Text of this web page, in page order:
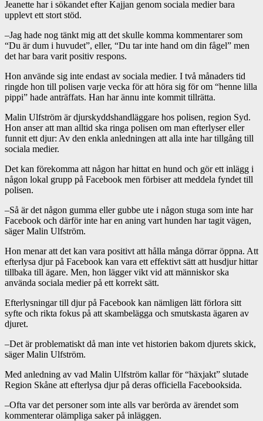
Jeanette har i sökandet efter Kajjan genom sociala medier bara
upplevt ett stort stöd.
–Jag hade nog tänkt mig att det skulle komma kommentarer som
“Du är dum i huvudet”, eller, “Du tar inte hand om din fågel” men
det har bara varit positiv respons.
Hon använde sig inte endast av sociala medier. I två månaders tid
ringde hon till polisen varje vecka för att höra sig för om “henne lilla
pippi” hade anträffats. Han har ännu inte kommit tillrätta.
Malin Ulfström är djurskyddshandläggare hos polisen, region Syd.
Hon anser att man alltid ska ringa polisen om man efterlyser eller
funnit ett djur: Av den enkla anledningen att alla inte har tillgång till
sociala medier.
Det kan förekomma att någon har hittat en hund och gör ett inlägg i
någon lokal grupp på Facebook men förbiser att meddela fyndet till
polisen.
–Så är det någon gumma eller gubbe ute i någon stuga som inte har
Facebook och därför inte har en aning vart hunden har tagit vägen,
säger Malin Ulfström.
Hon menar att det kan vara positivt att hålla många dörrar öppna. Att
efterlysa djur på Facebook kan vara ett effektivt sätt att husdjur hittar
tillbaka till ägare. Men, hon lägger vikt vid att människor ska
använda sociala medier på ett korrekt sätt.
Efterlysningar till djur på Facebook kan nämligen lätt förlora sitt
syfte och rikta fokus på att skambelägga och smutskasta ägaren av
djuret.
–Det är problematiskt då man inte vet historien bakom djurets skick,
säger Malin Ulfström.
Med anledning av vad Malin Ulfström kallar för “häxjakt” slutade
Region Skåne att efterlysa djur på deras officiella Facebooksida.
–Ofta var det personer som inte alls var berörda av ärendet som
kommenterar olämpliga saker på inläggen.